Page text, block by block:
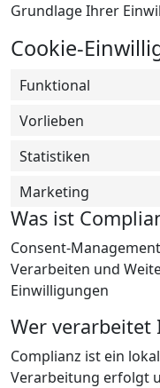
Grundlage Ihrer
Cookie-
Funktional
Vorlieben
Statistiken
Marketing
Was ist
Consent-
Verarbeiten und
Einwilligungen
Wer verarbeitet
Complianz ist ein
Verarbeitung erfolgt